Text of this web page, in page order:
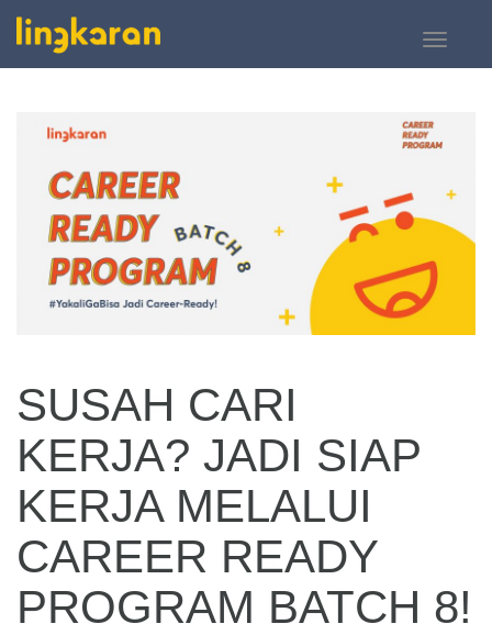
Toggle
SUSAH CARI
KERJA? JADI SIAP
KERJA MELALUI
CAREER READY
PROGRAM BATCH 8!